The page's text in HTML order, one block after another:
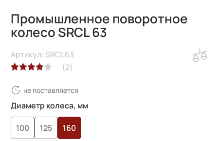
Промышленное поворотное
колесо SRCL 63
4.00из 5
на основе
опроса
пользователей
(2)
Артикул: SRCL63
не поставляется
Диаметр колеса, мм
100 125
160